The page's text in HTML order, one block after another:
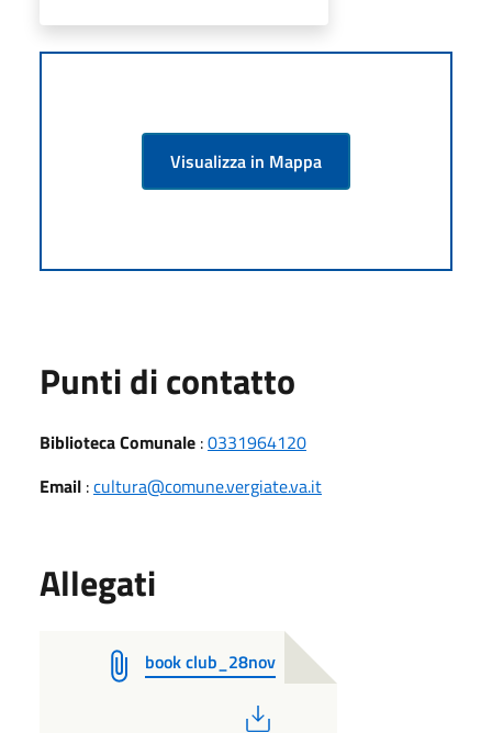
Visualizza in Mappa
Punti di contatto
Biblioteca Comunale :0331964120
Email :cultura@comune.vergiate.va.it
Allegati
book club_28nov